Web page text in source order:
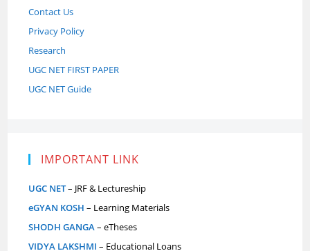
Contact Us
Privacy Policy
Research
UGC NET FIRST PAPER
UGC NET Guide
IMPORTANT LINK
UGC NET– JRF & Lectureship
eGYAN KOSH – Learning Materials
SHODH GANGA– eTheses
VIDYA LAKSHMI – Educational Loans